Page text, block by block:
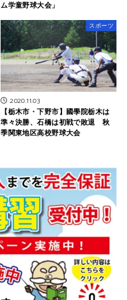
ム学童野球大会」
スポーツ
2020.11.03
【栃木市・下野市】國學院栃木は
準々決勝、石橋は初戦で敗退 秋
季関東地区高校野球大会